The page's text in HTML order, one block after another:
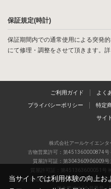
保証規定(時計)
保証期間内での通常使用による突発
にて修理・調整をさせて頂きます。
ご利用ガイド よく
プライバシーポリシー 特定
サイ
株式会社アールケイエンタ
古物営業許可：第451360000874号
質屋許可証：第304360906009号
質屋許可証：第451363600051号
当店は、偽造品の流通防止を目指すAACD(
当サイトでは利用体験の向上お